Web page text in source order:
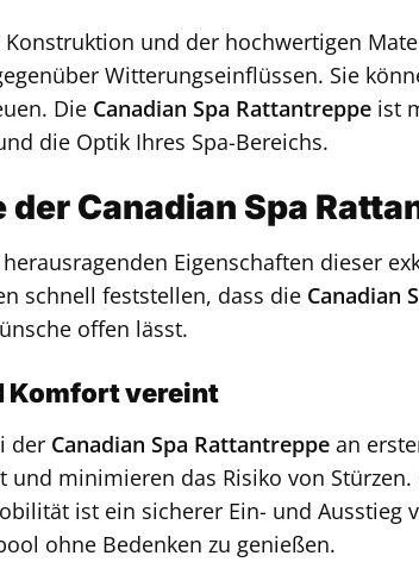
und der hochwertigen
Witterungseinflüssen. Sie
Die Canadian Spa Rattantreppe ist
die Optik Ihres Spa-Bereichs.
der Canadian Spa
herausragenden Eigenschaften dieser
schnell feststellen, dass die Canadian
offen lässt.
Komfort vereint
der Canadian Spa Rattantreppe an
und minimieren das Risiko von
ist ein sicherer Ein- und Ausstieg
ohne Bedenken zu genießen.